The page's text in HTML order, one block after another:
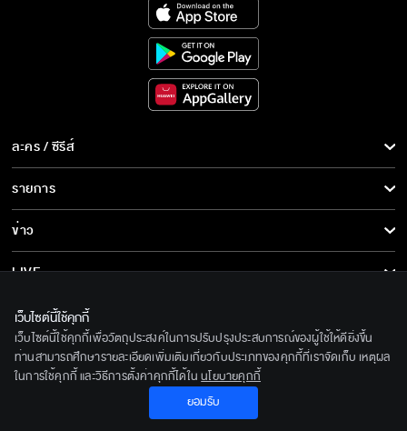
ละคร / ซีรีส์
ละคร/ซีรีส์
ซีรีส์นานาชาติ
การ์ตูน & เกม
รายการ
รายการทั้งหมด
ข่าว
ข่าวทั้งหมด
ข่าวประชาสัมพันธ์
LIVE
เกี่ยวกับเรา
BEC World
รู้จักเรา
ติดตามเราได้ที่
© 2020 Bangkok Entertainment Co.,Ltd. All Rights Reserved.
Powered by BECi Corporation Ltd.
เว็บไซต์นี้ใช้คุกกี้
เว็บไซต์นี้ใช้คุกกี้เพื่อวัตถุประสงค์ในการปรับปรุงประสบการณ์ของผู้ใช้ให้ดียิ่งขึ้น
ท่านสามารถศึกษารายละเอียดเพิ่มเติมเกี่ยวกับประเภทของคุกกี้ที่เราจัดเก็บ เหตุผล
ในการใช้คุกกี้ และวิธีการตั้งค่าคุกกี้ได้ใน นโยบายคุกกี้
ยอมรับ